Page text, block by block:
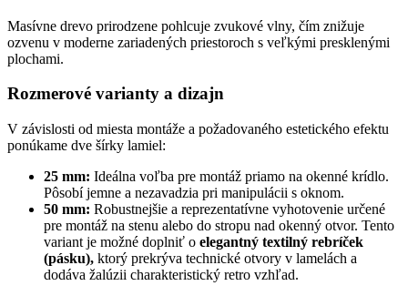
Masívne drevo prirodzene pohlcuje zvukové vlny, čím znižuje
ozvenu v moderne zariadených priestoroch s veľkými presklenými
plochami.
Rozmerové varianty a dizajn
V závislosti od miesta montáže a požadovaného estetického efektu
ponúkame dve šírky lamiel:
25 mm: Ideálna voľba pre montáž priamo na okenné krídlo.
Pôsobí jemne a nezavadzia pri manipulácii s oknom.
50 mm: Robustnejšie a reprezentatívne vyhotovenie určené
pre montáž na stenu alebo do stropu nad okenný otvor. Tento
variant je možné doplniť o elegantný textilný rebríček
(pásku), ktorý prekrýva technické otvory v lamelách a
dodáva žalúzii charakteristický retro vzhľad.